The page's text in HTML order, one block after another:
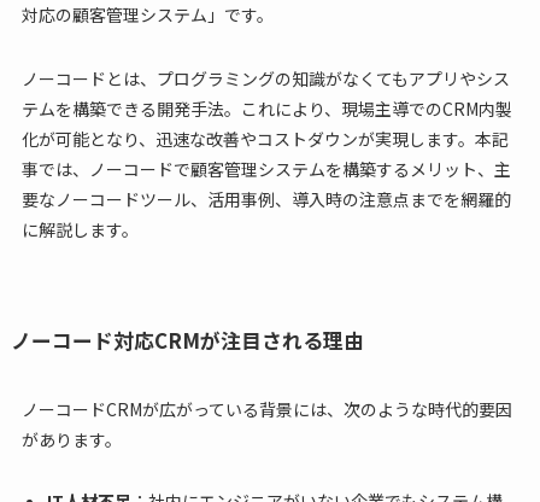
対応の顧客管理システム」です。
ノーコードとは、プログラミングの知識がなくてもアプリやシス
テムを構築できる開発手法。これにより、現場主導でのCRM内製
化が可能となり、迅速な改善やコストダウンが実現します。本記
事では、ノーコードで顧客管理システムを構築するメリット、主
要なノーコードツール、活用事例、導入時の注意点までを網羅的
に解説します。
ノーコード対応CRMが注目される理由
ノーコードCRMが広がっている背景には、次のような時代的要因
があります。